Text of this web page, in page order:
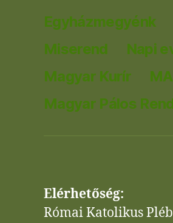
Egyházmegyénk
Miserend
Napi
Magyar Kurír
Magyar Pálos
Elérhetőség:
Római Katolikus